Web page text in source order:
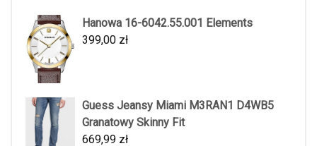
Hanowa 16-6042.55.001 Elements
399,00 zł
Guess Jeansy Miami M3RAN1 D4WB5
Granatowy Skinny Fit
669,99 zł